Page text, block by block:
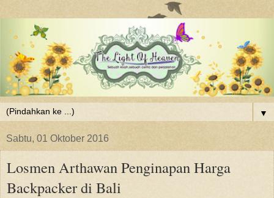
▼
Sabtu, 01 Oktober 2016
Losmen Arthawan Penginapan Harga
Backpacker di Bali